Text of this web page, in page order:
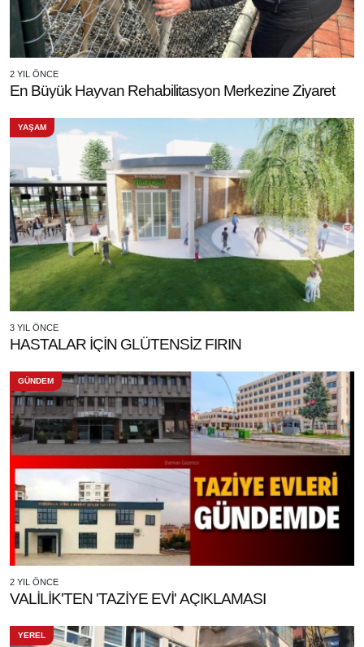
2 YIL ÖNCE
En Büyük Hayvan Rehabilitasyon Merkezine Ziyaret
YAŞAM
3 YIL ÖNCE
HASTALAR İÇİN GLÜTENSİZ FIRIN
GÜNDEM
2 YIL ÖNCE
VALİLİK'TEN 'TAZİYE EVİ' AÇIKLAMASI
YEREL